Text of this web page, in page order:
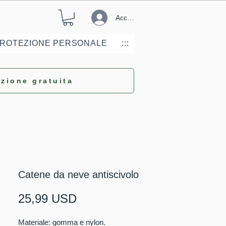
Accedi
PERSONALE :::
gratuita
Catene da neve antiscivolo
25,99 USDPrezzo
Materiale: gomma e nylon.